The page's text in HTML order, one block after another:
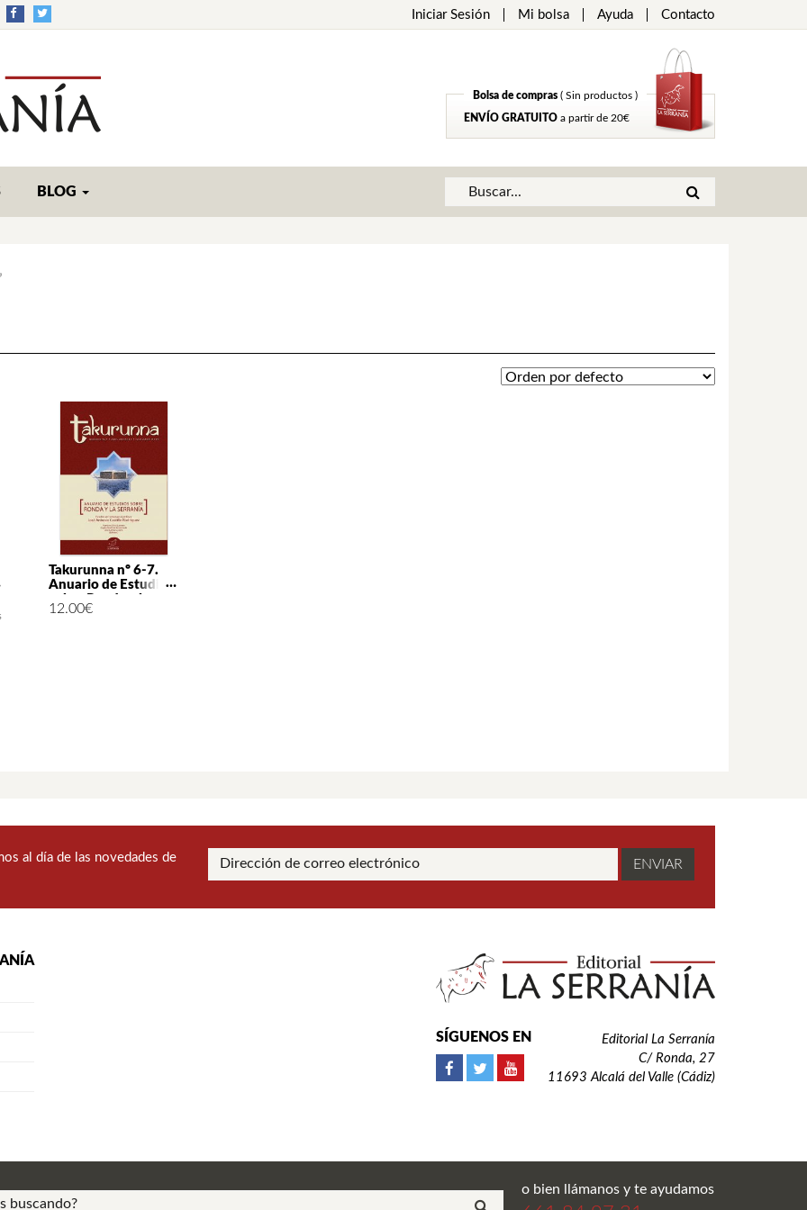
Iniciar Sesión Mi bolsa Ayuda Contacto
Bolsa de compras ( Sin productos )
ENVÍO GRATUITO a partir de 20€
BLOG
Takurunna nº 6-7.
Anuario de Estudios
sobre Ronda y la
Serranía
12.00€
al día de las novedades de
SÍGUENOS EN
Editorial La Serranía
C/ Ronda, 27
11693 Alcalá del Valle (Cádiz)
o bien llámanos y te ayudamos